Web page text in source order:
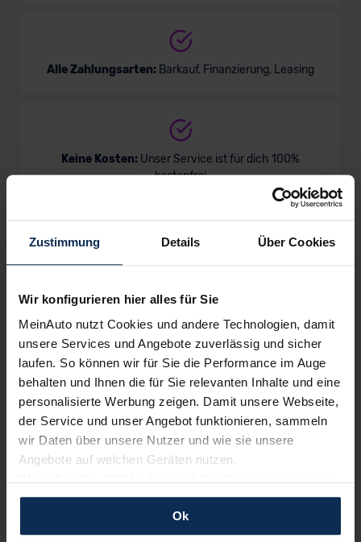
Zustimmung Details Über Cookies
Wir konfigurieren hier alles für Sie
MeinAuto nutzt Cookies und andere Technologien, damit
unsere Services und Angebote zuverlässig und sicher
laufen. So können wir für Sie die Performance im Auge
behalten und Ihnen die für Sie relevanten Inhalte und eine
personalisierte Werbung zeigen. Damit unsere Webseite,
der Service und unser Angebot funktionieren, sammeln
wir Daten über unsere Nutzer und wie sie unsere
Angebote auf welchen Geräten nutzen.
und erlauben uns Cookies für unseren Service zu
verwenden und diese Daten an Dritte weiterzugeben,
etwa an unsere Marketingpartner. Falls Sie dem nicht
Ok
Alle Zahlungsarten: Barkauf, Finanzierung, Leasing
Keine Kosten: Unser Service ist für dich 100%
kostenfrei
Neuwagenmarkt in Deutschland. Unsere Kunden haben
dadurch ihr Wunschauto zum Top-Rabatt erhalten und
bewerten unsere Arbeit positiv.
Sehen Sie sich unsere Bewertungen an: